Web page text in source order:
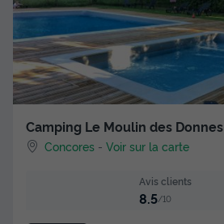
Camping Le Moulin des Donnes
Concores -Voir sur la carte
Avis clients
8.5/10